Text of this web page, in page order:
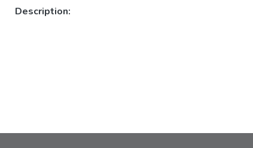
Description: